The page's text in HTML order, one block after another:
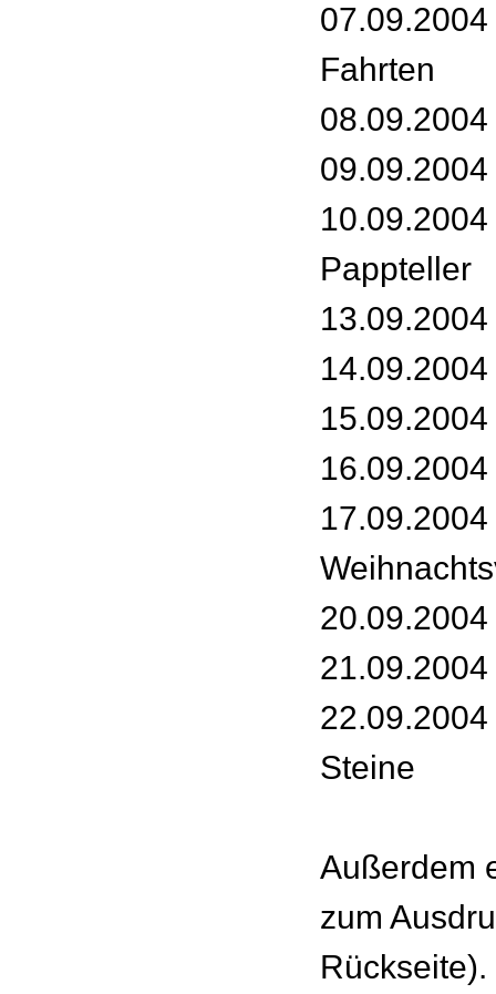
Fahrten
Pappteller
17.09.2004
Steine
Außerdem
zum
Rückseite).